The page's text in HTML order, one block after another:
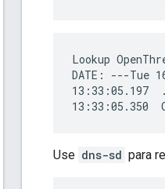
Lookup
DATE: ---Tue
13:33:05.197
Use dns-sd para